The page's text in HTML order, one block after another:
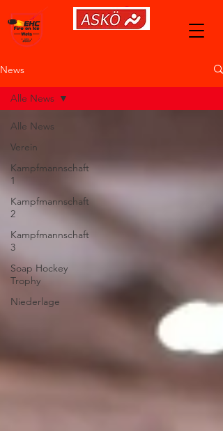
News
Alle News
Verein
Kampfmannschaft
1
Kampfmannschaft
2
Kampfmannschaft
3
Soap Hockey
Trophy
Niederlage
Alle News